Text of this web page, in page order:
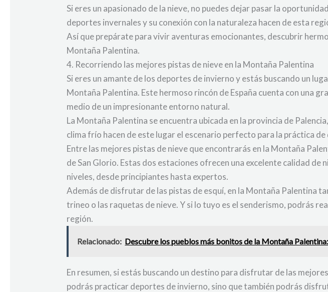
Si eres un apasionado de la nieve, no puedes dejar pasar la
deportes invernales y su conexión con la naturaleza hacen de esta
Así que prepárate para vivir aventuras emocionantes, descubrir
Montaña Palentina.
4. Recorriendo las mejores pistas de nieve en la Montaña Palentina
Si eres un amante de los deportes de invierno y estás buscando un
Montaña Palentina. Este hermoso rincón de España cuenta con una
medio de un impresionante entorno natural.
La Montaña Palentina se encuentra ubicada en la provincia de
clima frío hacen de este lugar el escenario perfecto para la práctica
Entre las mejores pistas de nieve que encontrarás en la Montaña
de San Glorio. Estas dos estaciones ofrecen una excelente calidad
niveles, desde principiantes hasta expertos.
Además de disfrutar de las pistas de esquí, en la Montaña Palentina
trineo o las raquetas de nieve. Y si lo tuyo es el senderismo, podrás
región.
Relacionado: Descubre los pueblos más bonitos de la Montaña
En resumen, si estás buscando un destino para disfrutar de las
podrás practicar deportes de invierno, sino que también podrás